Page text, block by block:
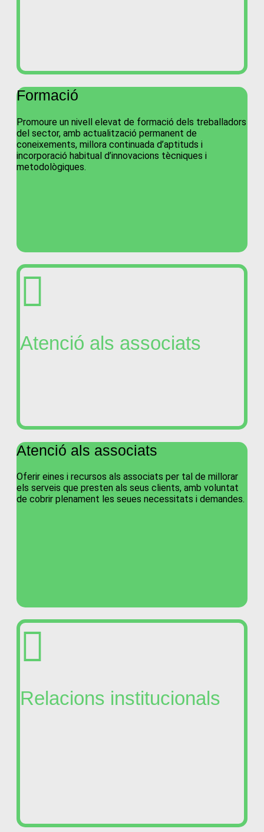
Formació
Promoure un nivell elevat de formació dels treballadors
del sector, amb actualització permanent de
coneixements, millora continuada d’aptituds i
incorporació habitual d’innovacions tècniques i
metodològiques.
Atenció als associats
Atenció als associats
Oferir eines i recursos als associats per tal de millorar
els serveis que presten als seus clients, amb voluntat
de cobrir plenament les seues necessitats i demandes.
Relacions institucionals